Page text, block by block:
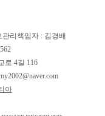
관리책임자 : 김경배
로 4길 116
아